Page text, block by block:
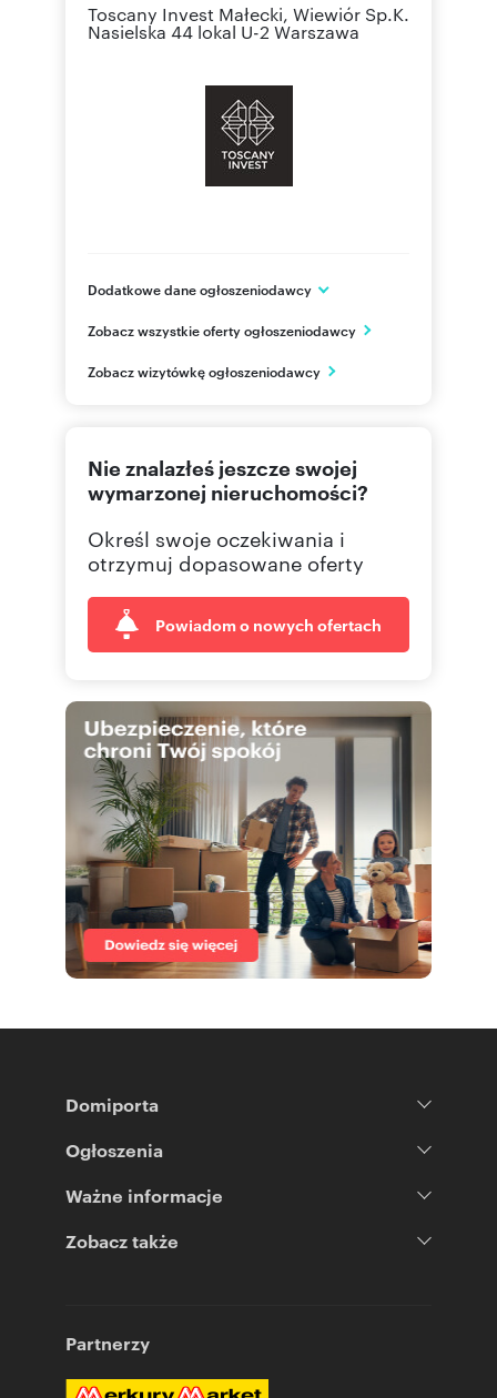
Toscany Invest Małecki, Wiewiór Sp.K.
Nasielska 44 lokal U-2 Warszawa
Dodatkowe dane ogłoszeniodawcy
ul. Nasielska 44 lokal U-2
mazowieckie
602238 Pokaż telefon
Zobacz wszystkie oferty ogłoszeniodawcy
Zobacz wizytówkę ogłoszeniodawcy
Nie znalazłeś jeszcze swojej
wymarzonej nieruchomości?
Określ swoje oczekiwania i
otrzymuj dopasowane oferty
Powiadom o nowych ofertach
Domiporta
Ogłoszenia
Ważne informacje
Zobacz także
Partnerzy